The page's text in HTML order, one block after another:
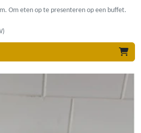
Om eten op te presenteren op een buffet.